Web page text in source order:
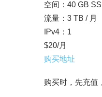
空间：40 GB
流量：3 TB / 月
IPv4：1
$20/月
购买地址
购买时，先充值